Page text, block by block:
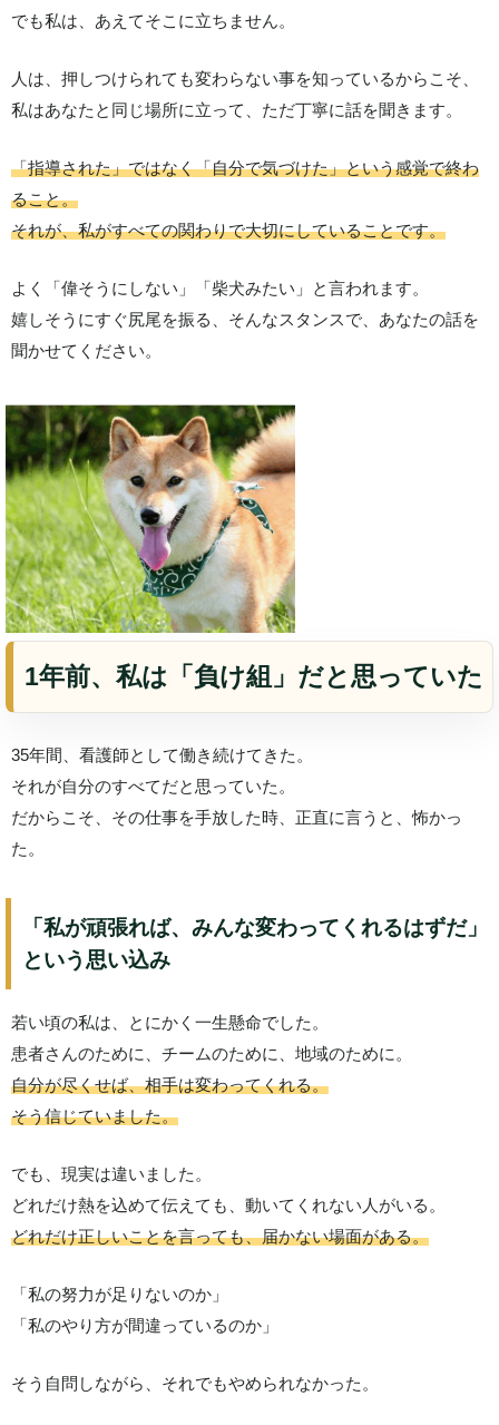
でも私は、あえてそこに立ちません。
人は、押しつけられても変わらない事を知っているからこそ、
私はあなたと同じ場所に立って、ただ丁寧に話を聞きます。
「指導された」ではなく「自分で気づけた」という感覚で終わ
ること。
それが、私がすべての関わりで大切にしていることです。
よく「偉そうにしない」「柴犬みたい」と言われます。
嬉しそうにすぐ尻尾を振る、そんなスタンスで、あなたの話を
聞かせてください。
1年前、私は「負け組」だと思っていた
35年間、看護師として働き続けてきた。
それが自分のすべてだと思っていた。
だからこそ、その仕事を手放した時、正直に言うと、怖かっ
た。
「私が頑張れば、みんな変わってくれるはずだ」
という思い込み
若い頃の私は、とにかく一生懸命でした。
患者さんのために、チームのために、地域のために。
自分が尽くせば、相手は変わってくれる。
そう信じていました。
でも、現実は違いました。
どれだけ熱を込めて伝えても、動いてくれない人がいる。
どれだけ正しいことを言っても、届かない場面がある。
「私の努力が足りないのか」
「私のやり方が間違っているのか」
そう自問しながら、それでもやめられなかった。